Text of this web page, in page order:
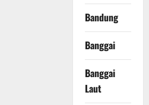
Bandung
Banggai
Banggai
Laut